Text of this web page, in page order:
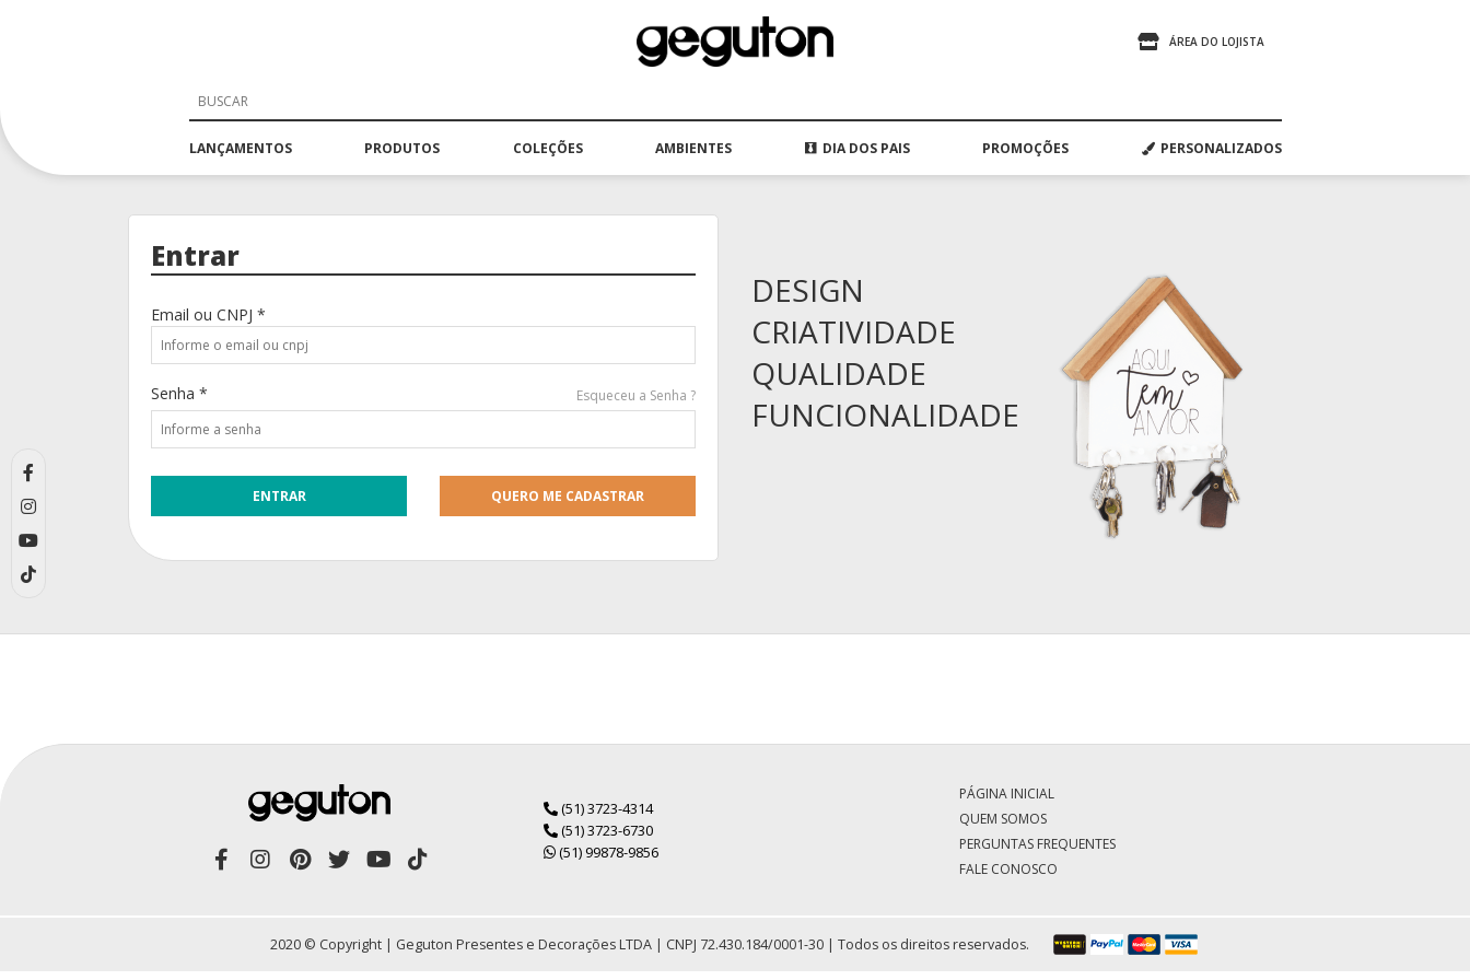
ÁREA DO LOJISTA
LANÇAMENTOS PRODUTOS COLEÇÕES AMBIENTES DIA DOS PAIS PROMOÇÕES PERSONALIZADOS
Entrar
Email ou CNPJ *
Senha * Esqueceu a Senha ?
QUERO ME CADASTRAR
DESIGN
CRIATIVIDADE
QUALIDADE
FUNCIONALIDADE
(51) 3723-4314
(51) 3723-6730
(51) 99878-9856
PÁGINA INICIAL
QUEM SOMOS
PERGUNTAS FREQUENTES
FALE CONOSCO
2020 © Copyright | Geguton Presentes e Decorações LTDA | CNPJ 72.430.184/0001-30 | Todos os direitos reservados.